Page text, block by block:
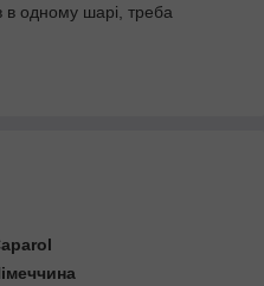
в одному шарі, треба